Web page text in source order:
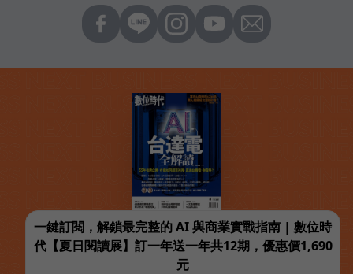
一鍵訂閱，解鎖最完整的 AI 與商業實戰指南 | 數位時
代【夏日閱讀展】訂一年送一年共12期，優惠價1,690
元